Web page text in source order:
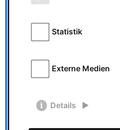
19
anspruchsvolles und
in dem die Spieler ihre
Statistik
Externe Medien
Details